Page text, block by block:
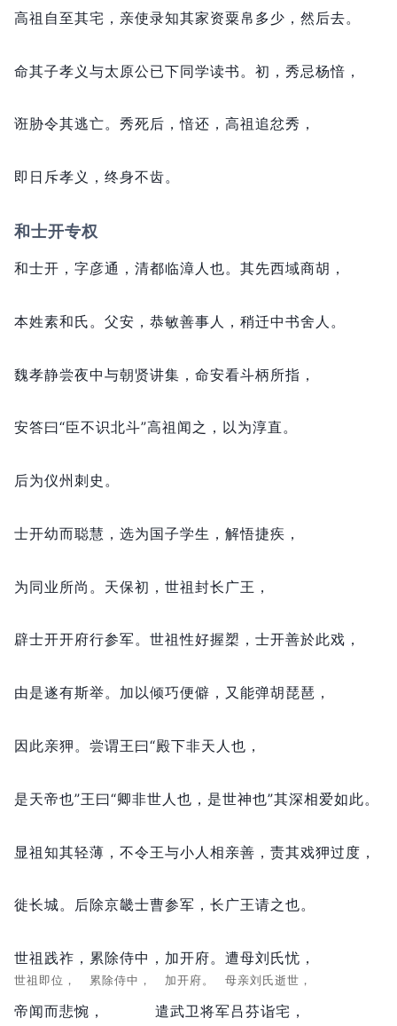
高祖自至其宅， 亲使录知其家资粟帛多少， 然后去。
命其子孝义与太原公已下同学读书。 初， 秀忌杨愔，
诳胁令其逃亡。 秀死后，愔还， 高祖追忿秀，
即日斥孝义， 终身不齿。
和士开专权
和士开， 字彦通， 清都临漳人也。 其先西域商胡，
本姓素和氏。 父安， 恭敏善事人， 稍迁中书舍人。
魏孝静尝夜中与朝贤讲集， 命安看斗柄所指，
安答曰“臣不识北斗”高祖闻之， 以为淳直。
后为仪州刺史。
士开幼而聪慧， 选为国子学生， 解悟捷疾，
为同业所尚。 天保初， 世祖封长广王，
辟士开开府行参军。 世祖性好握槊， 士开善於此戏，
由是遂有斯举。 加以倾巧便僻， 又能弹胡琵琶，
因此亲狎。 尝谓王曰“殿下非天人也，
是天帝也”王曰“卿非世人也， 是世神也”其深相爱如此。
显祖知其轻薄， 不令王与小人相亲善， 责其戏狎过度，
徙长城。 后除京畿士曹参军， 长广王请之也。
世祖践祚，
世祖即位，
累除侍中，
累除侍中，
加开府。
加开府。
遭母刘氏忧，
母亲刘氏逝世，
帝闻而悲惋， 遣武卫将军吕芬诣宅，